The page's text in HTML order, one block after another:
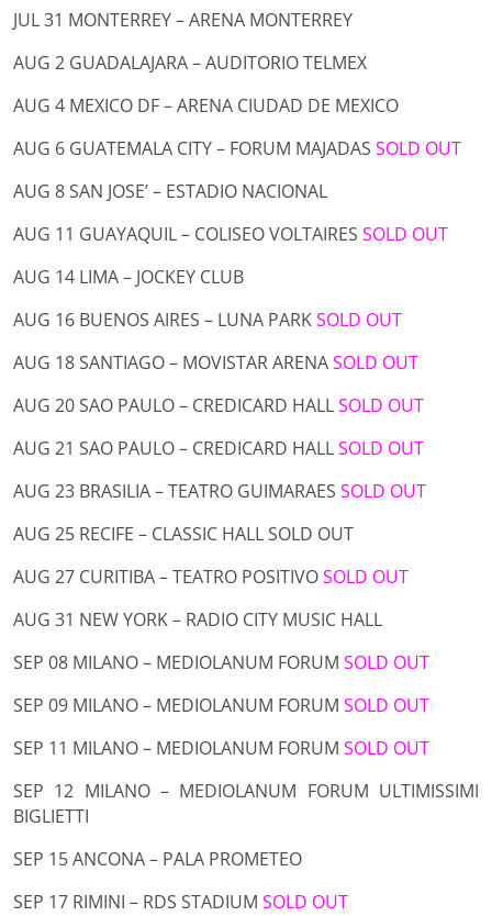
JUL 31 MONTERREY – ARENA MONTERREY
AUG 2 GUADALAJARA – AUDITORIO TELMEX
AUG 4 MEXICO DF – ARENA CIUDAD DE MEXICO
AUG 6 GUATEMALA CITY – FORUM MAJADAS SOLD OUT
AUG 8 SAN JOSE’ – ESTADIO NACIONAL
AUG 11 GUAYAQUIL – COLISEO VOLTAIRES SOLD OUT
AUG 14 LIMA – JOCKEY CLUB
AUG 16 BUENOS AIRES – LUNA PARKSOLD OUT
AUG 18 SANTIAGO – MOVISTAR ARENASOLD OUT
AUG 20 SAO PAULO – CREDICARD HALLSOLD OUT
AUG 21 SAO PAULO – CREDICARD HALLSOLD OUT
AUG 23 BRASILIA – TEATRO GUIMARAES SOLD OUT
AUG 25 RECIFE – CLASSIC HALLSOLD OUT
AUG 27 CURITIBA – TEATRO POSITIVOSOLD OUT
AUG 31 NEW YORK – RADIO CITY MUSIC HALL
SEP 08 MILANO – MEDIOLANUM FORUM SOLD OUT
SEP 09 MILANO – MEDIOLANUM FORUM SOLD OUT
SEP 11 MILANO – MEDIOLANUM FORUM SOLD OUT
SEP 12 MILANO – MEDIOLANUM FORUM ULTIMISSIMI
BIGLIETTI
SEP 15 ANCONA – PALA PROMETEO
SEP 17 RIMINI – RDS STADIUM SOLD OUT